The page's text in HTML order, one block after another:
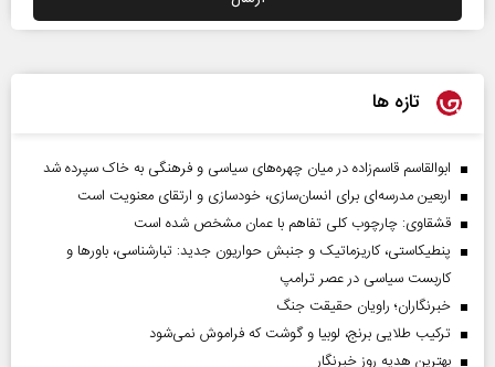
تازه ها
ابوالقاسم قاسم‌زاده در میان چهره‌های سیاسی و فرهنگی به خاک سپرده شد
اربعین مدرسه‌ای برای انسان‌سازی، خودسازی و ارتقای معنویت است
قشقاوی: چارچوب کلی تفاهم با عمان مشخص شده است
پنطیکاستی، کاریزماتیک و جنبش حواریون جدید: تبارشناسی، باور‌ها و
کاربست سیاسی در عصر ترامپ
خبرنگاران؛ راویان حقیقت جنگ
ترکیب طلایی برنج، لوبیا و گوشت که فراموش نمی‌شود
بهترین هدیه روز خبرنگار